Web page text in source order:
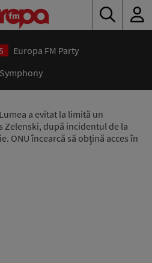
Europa FM Party
a evitat la limită un
Zelenski, după incidentul de la
ONU încearcă să obţină acces în